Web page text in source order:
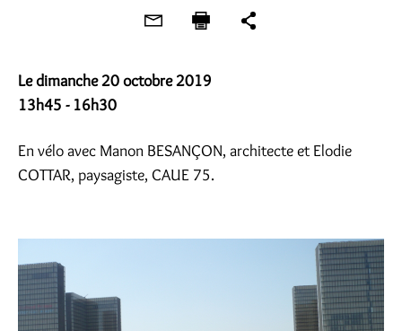
Le dimanche 20 octobre 2019
13h45 - 16h30
En vélo avec Manon BESANÇON, architecte et Elodie
COTTAR, paysagiste, CAUE 75.